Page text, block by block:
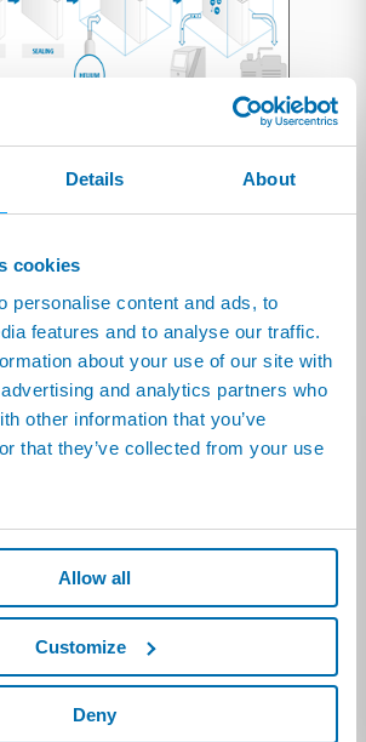
Details About
cookies
personalise content and ads, to
features and to analyse our traffic.
about your use of our site with
and analytics partners who
other information that you’ve
that they’ve collected from your use
Allow all
Customize
Deny
después del llenado y sellado
de las celdas de batería
o después de la formación,
un trazado mediante vapor o gases que
o se generan dentro de la celda.
realiza en una cámara de vacío y se usa
de masa especial para el trazado.
añadir un gas trazador como el helio